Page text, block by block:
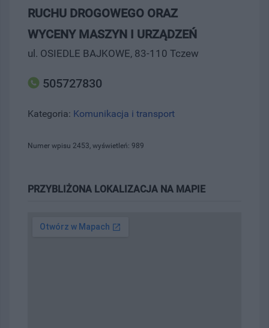
RUCHU DROGOWEGO ORAZ
WYCENY MASZYN I URZĄDZEŃ
ul. OSIEDLE BAJKOWE, 83-110 Tczew
505727830
Kategoria: Komunikacja i transport
Numer wpisu 2453, wyświetleń: 989
PRZYBLIŻONA LOKALIZACJA NA MAPIE